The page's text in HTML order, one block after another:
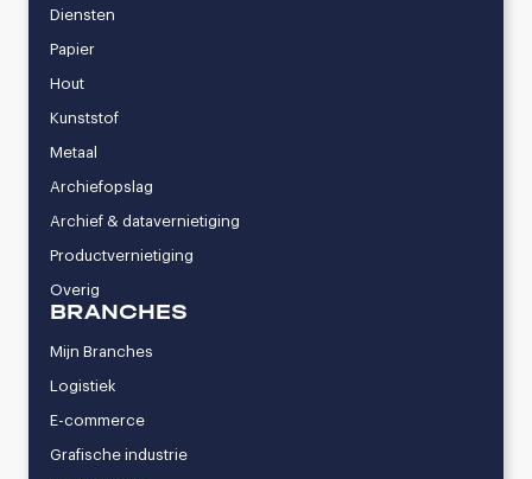
Diensten
Papier
Hout
Kunststof
Metaal
Archiefopslag
Archief & datavernietiging
Productvernietiging
Overig
BRANCHES
Mijn Branches
Logistiek
E-commerce
Grafische industrie